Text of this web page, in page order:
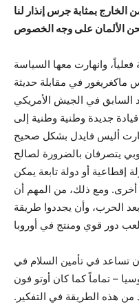
بمثابة جرس إنذار لنا
فعلياً، وانهارت معها السياسة
ماكغريغور في مقابلة حديثة
السابق في الجيش الأمريكي
جديدة وطنية وطنية إلى
أليس فايدل بشكل صحيح
يتصرفان بالضرورة لصالح
إقطاعية أو دولة تابعة يمكن
أخرى. ومع ذلك، من المهم أن
الحرب، وأن يجددوا طريقة
تساعد في تأمين السلام في
– تماماً كما كان أوتو فون
هذه الطريقة في التفكير.